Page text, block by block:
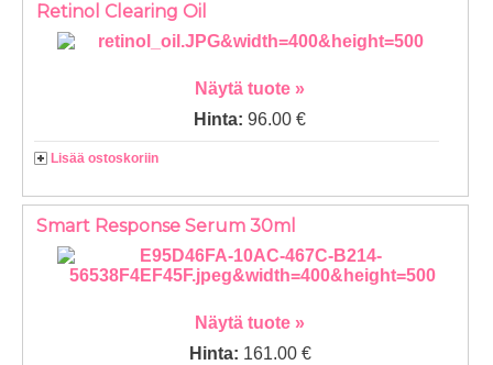
Retinol Clearing Oil
Näytä tuote »
Hinta:96.00 €
Lisää ostoskoriin
Smart Response Serum 30ml
Näytä tuote »
Hinta: 161.00 €